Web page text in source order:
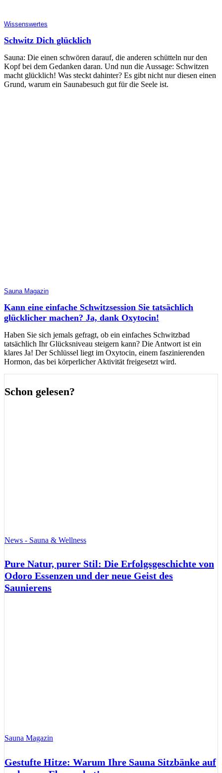
Wissenswertes
Schwitz Dich glücklich
Sauna: Die einen schwören darauf, die anderen schütteln nur den
Kopf bei dem Gedanken daran. Und nun die Aussage: Schwitzen
macht glücklich! Was steckt dahinter? Es gibt nicht nur diesen einen
Grund, warum ein Saunabesuch gut für die Seele ist.
Sauna Magazin
Kann eine einfache Schwitzsession Sie tatsächlich
glücklicher machen? Ja, dank Oxytocin!
Haben Sie sich jemals gefragt, ob ein einfaches Schwitzbad
tatsächlich Ihr Glücksniveau steigern kann? Die Antwort ist ein
klares Ja! Der Schlüssel liegt im Oxytocin, einem faszinierenden
Hormon, das bei körperlicher Aktivität freigesetzt wird.
Schon gelesen?
News - Sauna & Wellness
Pure Natur, purer Stil: Die Erfolgsgeschichte von
Odoro Essenzen und der neue Geist des
Saunierens
Sauna Magazin
Gestufte Hitze: Warum Ihre Sauna Sitzbänke auf